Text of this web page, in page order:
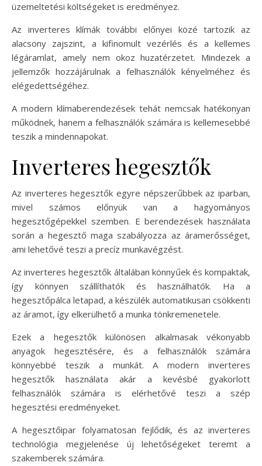
üzemeltetési költségeket is eredményez.
Az inverteres klímák további előnyei közé tartozik az
alacsony zajszint, a kifinomult vezérlés és a kellemes
légáramlat, amely nem okoz huzatérzetet. Mindezek a
jellemzők hozzájárulnak a felhasználók kényelméhez és
elégedettségéhez.
A modern klímaberendezések tehát nemcsak hatékonyan
működnek, hanem a felhasználók számára is kellemesebbé
teszik a mindennapokat.
Inverteres hegesztők
Az inverteres hegesztők egyre népszerűbbek az iparban,
mivel számos előnyük van a hagyományos
hegesztőgépekkel szemben. E berendezések használata
során a hegesztő maga szabályozza az áramerősséget,
ami lehetővé teszi a precíz munkavégzést.
Az inverteres hegesztők általában könnyűek és kompaktak,
így könnyen szállíthatók és használhatók. Ha a
hegesztőpálca letapad, a készülék automatikusan csökkenti
az áramot, így elkerülhető a munka tönkremenetele.
Ezek a hegesztők különösen alkalmasak vékonyabb
anyagok hegesztésére, és a felhasználók számára
könnyebbé teszik a munkát. A modern inverteres
hegesztők használata akár a kevésbé gyakorlott
felhasználók számára is elérhetővé teszi a szép
hegesztési eredményeket.
A hegesztőipar folyamatosan fejlődik, és az inverteres
technológia megjelenése új lehetőségeket teremt a
szakemberek számára.